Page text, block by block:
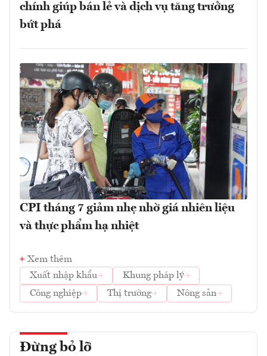
chính giúp bán lẻ và dịch vụ tăng trưởng
bứt phá
CPI tháng 7 giảm nhẹ nhờ giá nhiên liệu
và thực phẩm hạ nhiệt
Xem thêm
Xuất nhập khẩu
Khung pháp lý
Công nghiệp
Thị trường Nông sản
Đừng bỏ lỡ